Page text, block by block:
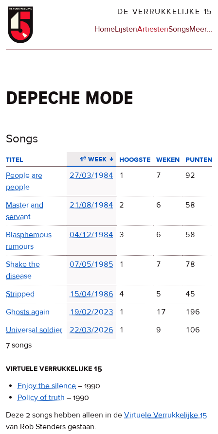
Overslaan
naar
DE VERRUKKELIJKE 15
Hoofdnavigatie
HomeLijstenArtiestenSongsMeerop
…
depeche mode
Songs
titel 1ᵉ week
aflopend sorteren hoogste weken
punten
People are
people
27/03/1984 1 7 92
Master and
servant
21/08/1984 2 6 58
Blasphemous
rumours
04/12/1984 3 6 58
Shake the
disease
07/05/1985 1 7 78
Stripped 15/04/1986 4 5
45
Ghosts again
19/02/2023 1 17
196
Universal soldier
22/03/2026 1 9
106
7 songs
virtuele verrukkelijke 15
Enjoy the silence – 1990
Policy of truth – 1990
Deze 2 songs hebben alleen in de Virtuele Verrukkelijke 15
van Rob Stenders gestaan.